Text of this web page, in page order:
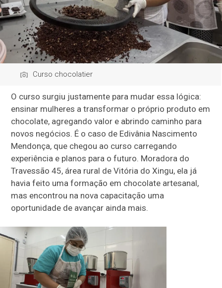
Curso chocolatier
O curso surgiu justamente para mudar essa lógica:
ensinar mulheres a transformar o próprio produto em
chocolate, agregando valor e abrindo caminho para
novos negócios. É o caso de Edivânia Nascimento
Mendonça, que chegou ao curso carregando
experiência e planos para o futuro. Moradora do
Travessão 45, área rural de Vitória do Xingu, ela já
havia feito uma formação em chocolate artesanal,
mas encontrou na nova capacitação uma
oportunidade de avançar ainda mais.